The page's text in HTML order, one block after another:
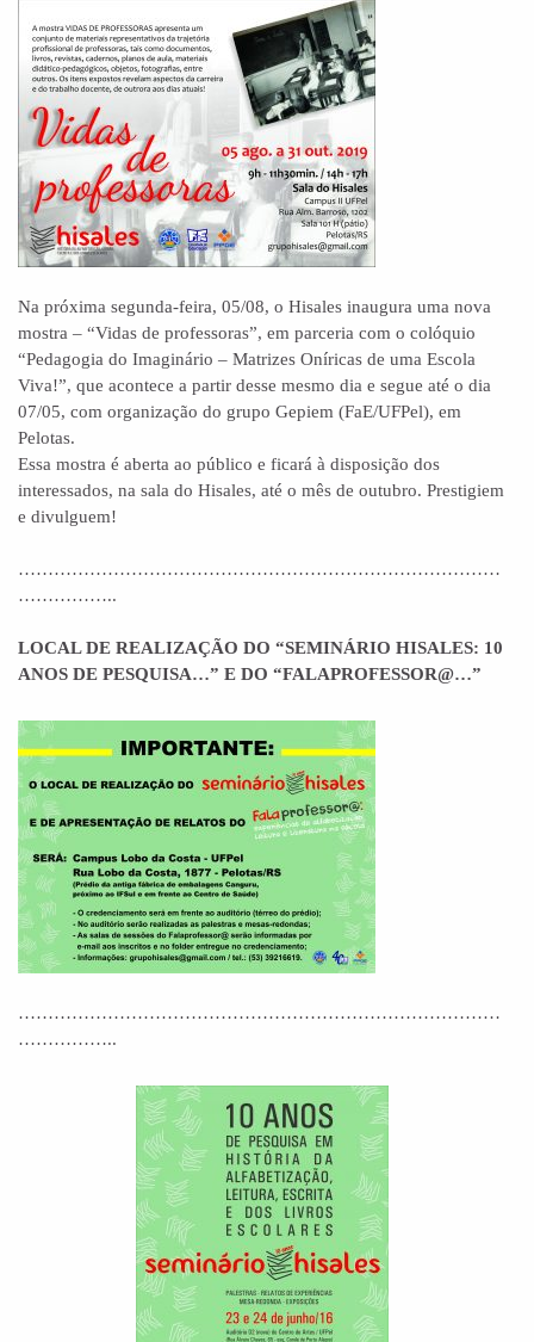
Na próxima segunda-feira, 05/08, o Hisales inaugura uma nova
mostra – “Vidas de professoras”, em parceria com o colóquio
“Pedagogia do Imaginário – Matrizes Oníricas de uma Escola
Viva!”, que acontece a partir desse mesmo dia e segue até o dia
07/05, com organização do grupo Gepiem (FaE/UFPel), em
Pelotas.
Essa mostra é aberta ao público e ficará à disposição dos
interessados, na sala do Hisales, até o mês de outubro. Prestigiem
e divulguem!
………………………………………………………………………
……………..
LOCAL DE REALIZAÇÃO DO “SEMINÁRIO HISALES: 10
ANOS DE PESQUISA…” E DO “FALAPROFESSOR@…”
………………………………………………………………………
……………..